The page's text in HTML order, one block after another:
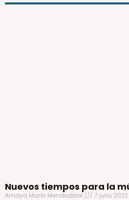
Nuevos tiempos para la
Amaya Marín Mendizábal 7 julio, 2022